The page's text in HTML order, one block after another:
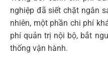
nghiệp đã siết chặt ngân
nhiên, một phần chi phí
phí quản trị nội bộ, bắt
thống vận hành.